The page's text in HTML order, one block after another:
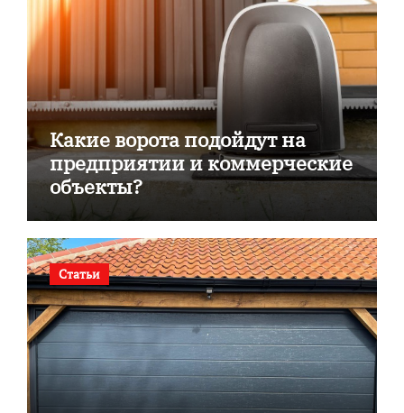
Какие ворота подойдут на
предприятии и коммерческие
объекты?
Статьи